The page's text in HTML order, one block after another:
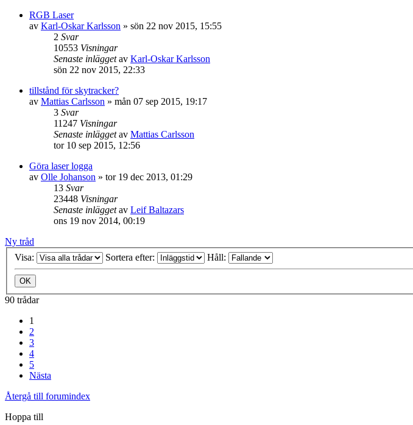
RGB Laser
av Karl-Oskar Karlsson » sön 22 nov 2015, 15:55
2 Svar
10553 Visningar
Senaste inläggetav Karl-Oskar Karlsson
sön 22 nov 2015, 22:33
tillstånd för skytracker?
av Mattias Carlsson » mån 07 sep 2015, 19:17
3 Svar
11247 Visningar
Senaste inläggetav Mattias Carlsson
tor 10 sep 2015, 12:56
Göra laser logga
av Olle Johanson » tor 19 dec 2013, 01:29
13 Svar
23448 Visningar
Senaste inläggetav Leif Baltazars
ons 19 nov 2014, 00:19
Ny tråd
Visa:
Sortera efter: Håll:
90 trådar
1
2
3
4
5
Nästa
Återgå till forumindex
Hoppa till